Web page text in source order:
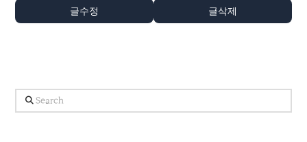
글수정 글삭제
Search